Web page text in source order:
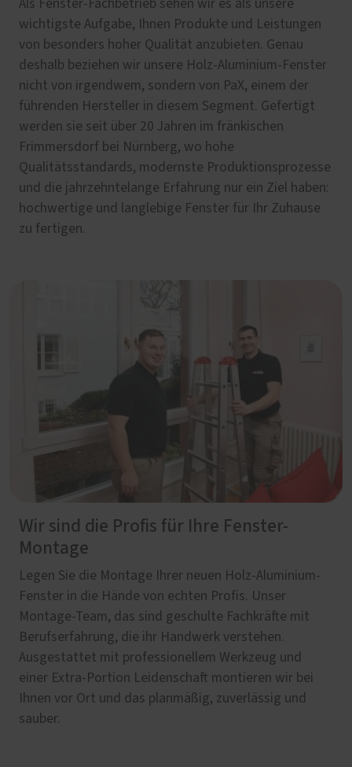
Als Fenster-Fachbetrieb sehen wir es als unsere
wichtigste Aufgabe, Ihnen Produkte und Leistungen
von besonders hoher Qualität anzubieten. Genau
deshalb beziehen wir unsere Holz-Aluminium-Fenster
nicht von irgendwem, sondern von PaX, einem der
führenden Hersteller in diesem Segment. Gefertigt
werden sie seit über 20 Jahren im fränkischen
Frimmersdorf bei Nürnberg, wo hohe
Qualitätsstandards, modernste Produktionsprozesse
und die jahrzehntelange Erfahrung nur ein Ziel haben:
hochwertige und langlebige Fenster für Ihr Zuhause
zu fertigen.
Wir sind die Profis für Ihre Fenster-
Montage
Legen Sie die Montage Ihrer neuen Holz-Aluminium-
Fenster in die Hände von echten Profis. Unser
Montage-Team, das sind geschulte Fachkräfte mit
Berufserfahrung, die ihr Handwerk verstehen.
Ausgestattet mit professionellem Werkzeug und
einer Extra-Portion Leidenschaft montieren wir bei
Ihnen vor Ort und das planmäßig, zuverlässig und
sauber.